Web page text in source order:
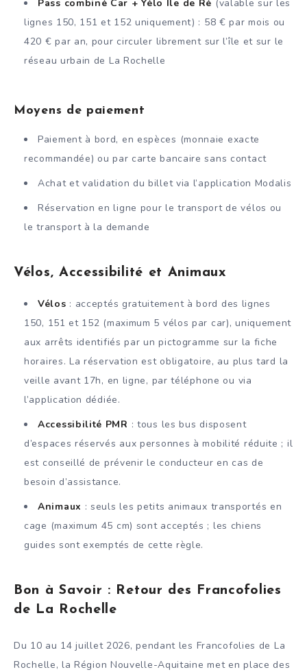
Pass combiné Car + Yélo Île de Ré (valable sur les
lignes 150, 151 et 152 uniquement) : 58 € par mois ou
420 € par an, pour circuler librement sur l’île et sur le
réseau urbain de La Rochelle
Moyens de paiement
Paiement à bord, en espèces (monnaie exacte
recommandée) ou par carte bancaire sans contact
Achat et validation du billet via l’application Modalis
Réservation en ligne pour le transport de vélos ou
le transport à la demande
Vélos, Accessibilité et Animaux
Vélos : acceptés gratuitement à bord des lignes
150, 151 et 152 (maximum 5 vélos par car), uniquement
aux arrêts identifiés par un pictogramme sur la fiche
horaires. La réservation est obligatoire, au plus tard la
veille avant 17h, en ligne, par téléphone ou via
l’application dédiée.
Accessibilité PMR : tous les bus disposent
d’espaces réservés aux personnes à mobilité réduite ; il
est conseillé de prévenir le conducteur en cas de
besoin d’assistance.
Animaux : seuls les petits animaux transportés en
cage (maximum 45 cm) sont acceptés ; les chiens
guides sont exemptés de cette règle.
Bon à Savoir : Retour des Francofolies
de La Rochelle
Du 10 au 14 juillet 2026, pendant les Francofolies de La
Rochelle, la Région Nouvelle-Aquitaine met en place des